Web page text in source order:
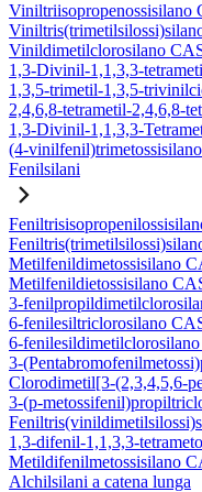
Viniltriisopropenossisilano
Vinildimetilclorosilano
1,3-Divinil-1,1,3,3-
1,3,5-trimetil-1,3,5-
2,4,6,8-tetrametil-2,4,6,8-
1,3-Divinil-1,1,3,3-
(4-
Fenilsilani
Metilfenildimetossisilano
Metilfenildietossisilano
3-
6-fenilesiltriclorosilano
6-
3-
Clorodimetil[3-(2,3,4,5,6-
3-(p-
1,3-difenil-1,1,3,3-
Metildifenilmetossisilano
Alchilsilani a catena lunga